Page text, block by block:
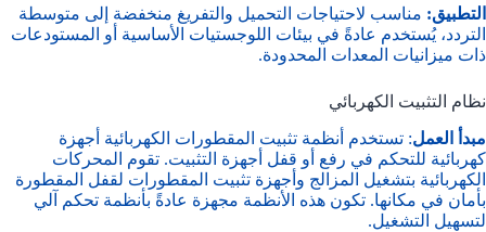
التطبيق: مناسب لاحتياجات التحميل والتفريغ منخفضة إلى متوسطة
التردد، يُستخدم عادةً في بيئات اللوجستيات الأساسية أو المستودعات
ذات ميزانيات المعدات المحدودة.
نظام التثبيت الكهربائي
مبدأ العمل: تستخدم أنظمة تثبيت المقطورات الكهربائية أجهزة
كهربائية للتحكم في رفع أو قفل أجهزة التثبيت. تقوم المحركات
الكهربائية بتشغيل المزالج وأجهزة تثبيت المقطورات لقفل المقطورة
بأمان في مكانها. تكون هذه الأنظمة مجهزة عادةً بأنظمة تحكم آلي
لتسهيل التشغيل.